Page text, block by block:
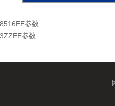
参数
参数